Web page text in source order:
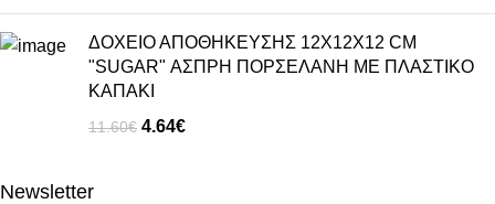
ΔΟΧΕΙΟ ΑΠΟΘΗΚΕΥΣΗΣ 12X12X12 CM
"SUGAR" ΑΣΠΡΗ ΠΟΡΣΕΛΑΝΗ ΜΕ ΠΛΑΣΤΙΚΟ
ΚΑΠΑΚΙ
11.60€ 4.64€
Newsletter